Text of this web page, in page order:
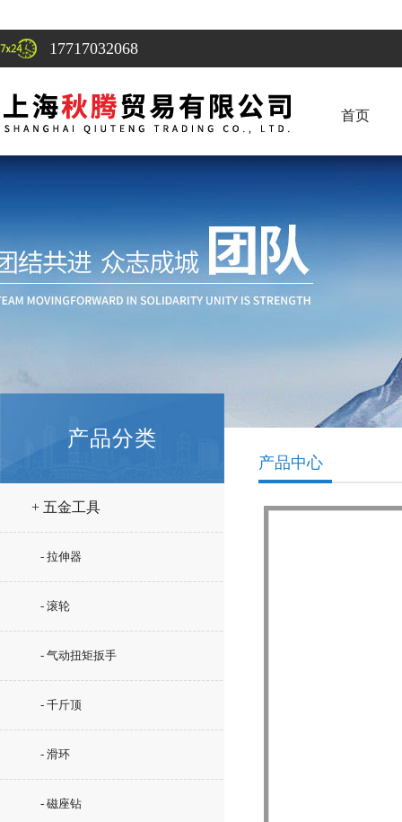
17717032068
首页
产品分类
+ 五金工具
- 拉伸器
- 滚轮
- 气动扭矩扳手
- 千斤顶
- 滑环
- 磁座钻
产品中心